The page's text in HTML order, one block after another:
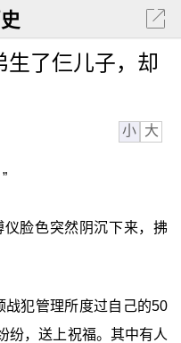
生了仨儿子，却
小 大
脸色突然阴沉下来，拂
战犯管理所度过自己的50
纷，送上祝福。其中有人